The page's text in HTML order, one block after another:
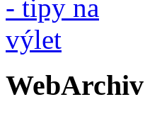
WebArchiv